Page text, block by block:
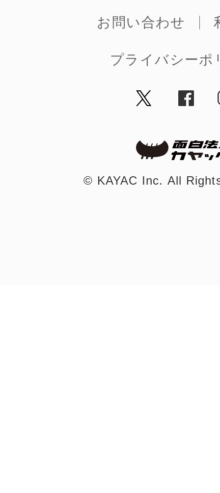
お問い合わせ
プライバシーポ
©︎ KAYAC Inc. All